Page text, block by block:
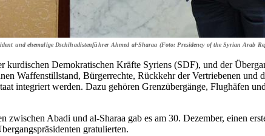
und ehemalige Dschihadistenführer Ahmed al-Sharaa (Foto: Presidency of the Syrian Arab
Demokratischen Kräfte Syriens (SDF), und der
Waffenstillstand, Bürgerrechte, Rückkehr der Vertriebenen und
integriert werden. Dazu gehören Grenzübergänge, Flughäfen
Abadi und al-Sharaa gab es am 30. Dezember, einen
gratulierten.